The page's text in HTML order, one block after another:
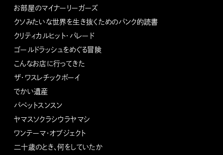
お部屋のマイナーリーガーズ
クソみたいな世界を生き抜くためのパンク的読書
クリティカルヒット・パレード
ゴールドラッシュをめぐる冒険
こんなお店に行ってきた
ザ・ワスレチックボーイ
でかい遺産
パペットスンスン
ヤマスソクラシウラヤマシ
ワンテーマ・オブジェクト
二十歳のとき、何をしていたか